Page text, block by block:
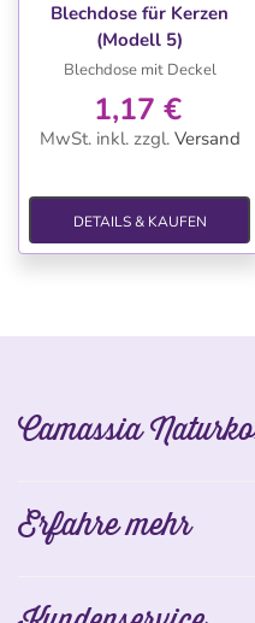
Blechdose für Kerzen
(Modell 5)
Blechdose mit Deckel
1,17 €
MwSt. inkl. zzgl. Versand
DETAILS & KAUFEN
Camassia
Erfahre mehr